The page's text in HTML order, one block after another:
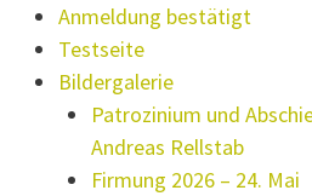
Anmeldung bestätigt
Testseite
Bildergalerie
Patrozinium und
Andreas Rellstab
Firmung 2026 – 24. Mai